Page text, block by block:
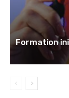
Formation